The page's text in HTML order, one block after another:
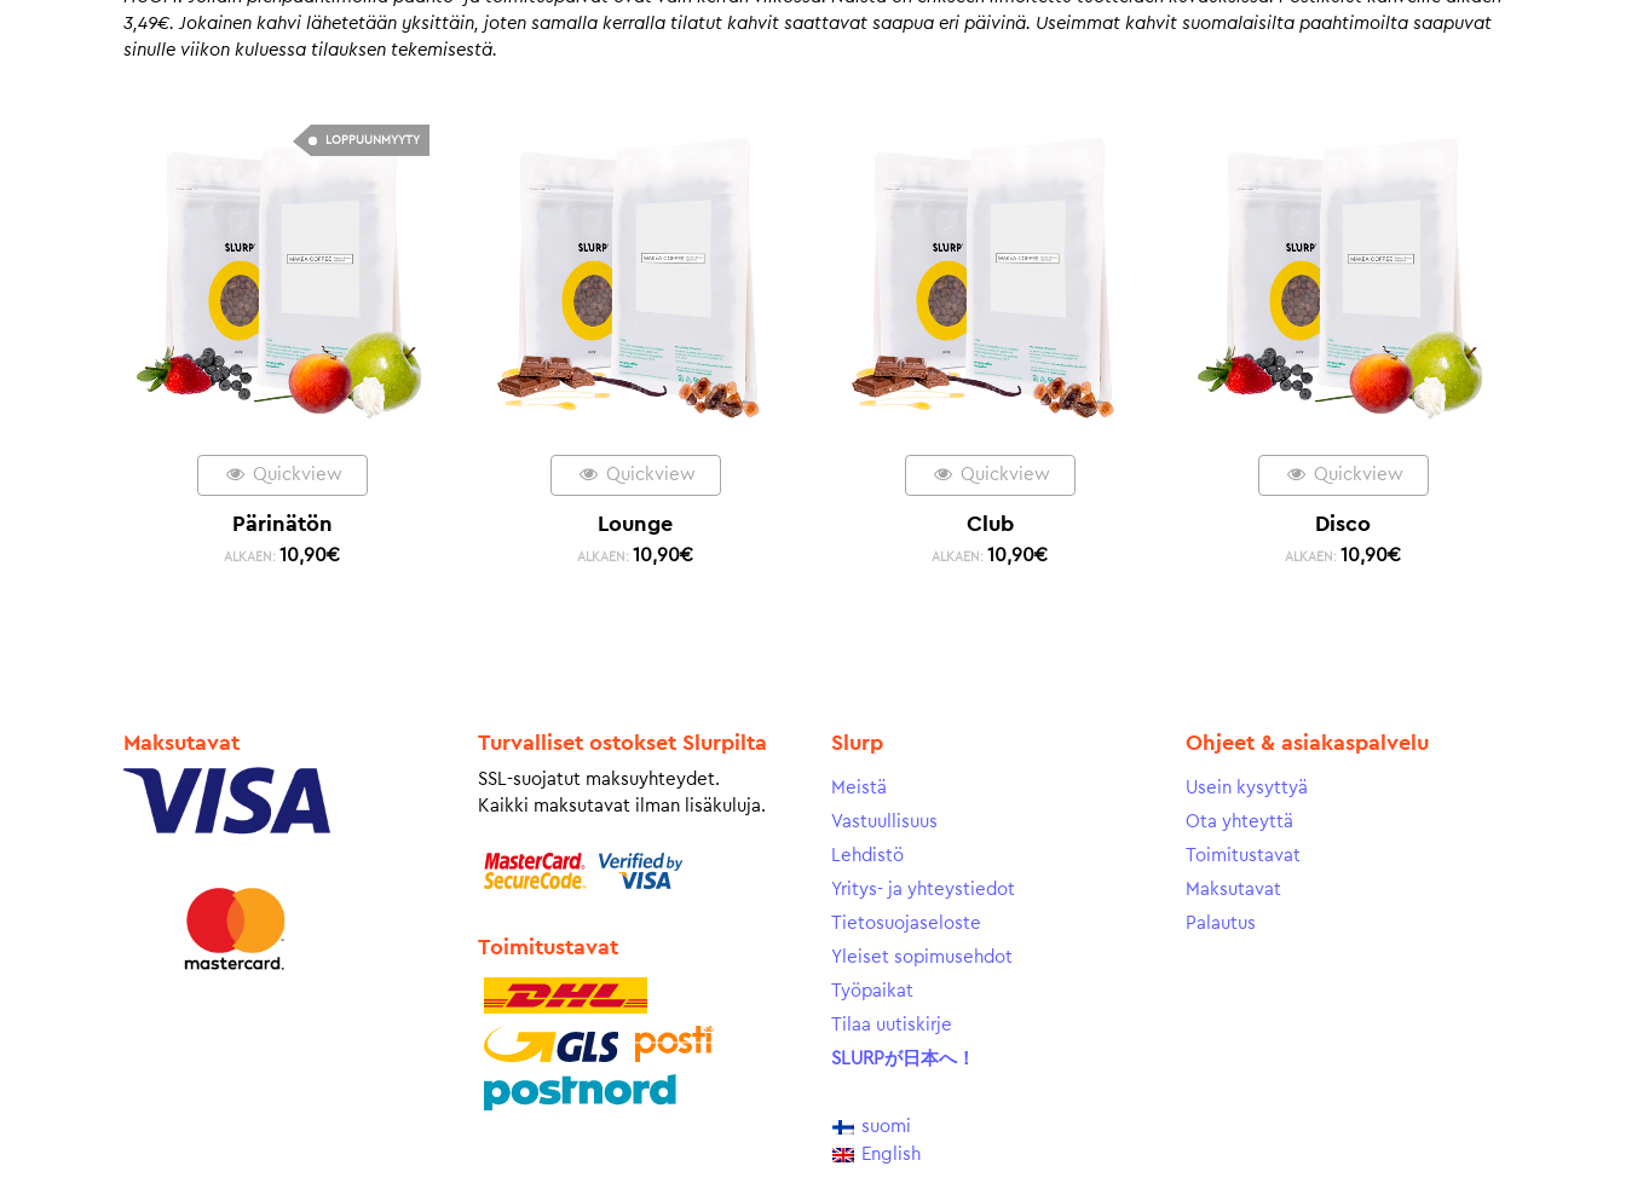
3,49€. Jokainen kahvi lähetetään yksittäin, joten samalla kerralla tilatut kahvit saattavat saapua eri päivinä. Useimmat kahvit suomalaisilta paahtimoilta saapuvat
sinulle viikon kuluessa tilauksen tekemisestä.
LOPPUUNMYYTY
Quickview
Pärinätön
ALKAEN: 10,90€
Quickview
Lounge
ALKAEN: 10,90€
Quickview
Club
ALKAEN: 10,90€
Quickview
Disco
ALKAEN: 10,90€
Maksutavat Turvalliset ostokset Slurpilta
SSL-suojatut maksuyhteydet.
Kaikki maksutavat ilman lisäkuluja.
Toimitustavat
Slurp
Meistä
Vastuullisuus
Lehdistö
Yritys- ja yhteystiedot
Tietosuojaseloste
Yleiset sopimusehdot
Työpaikat
Tilaa uutiskirje
SLURPが日本へ！
suomi
English
Ohjeet & asiakaspalvelu
Usein kysyttyä
Ota yhteyttä
Toimitustavat
Maksutavat
Palautus